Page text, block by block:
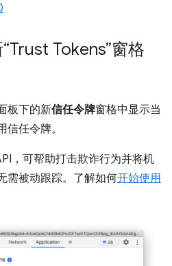
Tokens”窗格
板下的新信任令牌窗格中显示当
任令牌。
，可帮助打击欺诈行为并将机
需被动跟踪。了解如何开始使用